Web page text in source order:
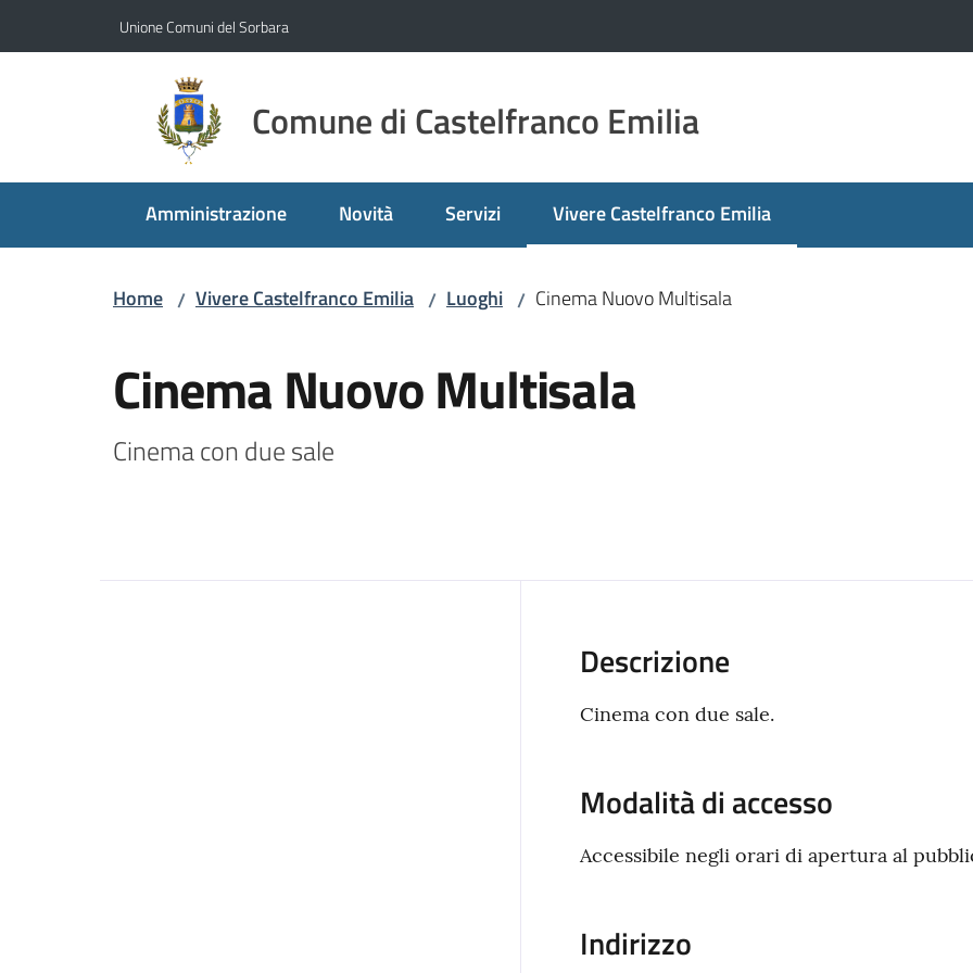
Unione Comuni del Sorbara
Comune di Castelfranco Emilia
Amministrazione Novità Servizi Vivere Castelfranco Emilia
Menu selezionato
Home / Vivere Castelfranco Emilia / Luoghi / Cinema Nuovo Multisala
Cinema Nuovo Multisala
Cinema con due sale
Descrizione
Cinema con due sale.
Modalità di accesso
Accessibile negli orari di apertura al
Indirizzo